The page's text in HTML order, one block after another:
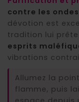
contre les
dévotion est
tradition lui
esprits
vibrations
Allumez la
flamme, puis